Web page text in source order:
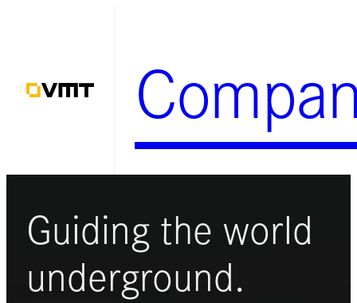
springen
Guiding the world
underground.